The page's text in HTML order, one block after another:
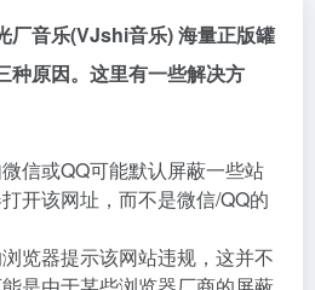
厂音乐(VJshi音乐) 海量正版罐
种原因。这里有一些解决方
微信或QQ可能默认屏蔽一些站
开该网址，而不是微信/QQ的
浏览器提示该网站违规，这并不